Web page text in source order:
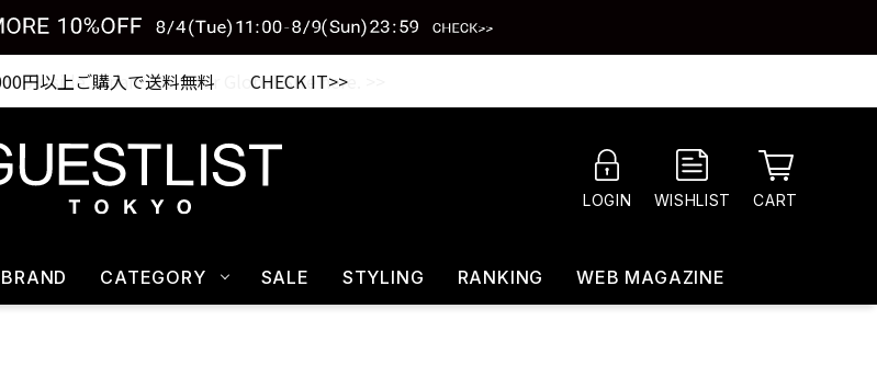
円以上ご購入で送料無料 CHECK IT>>
LOGIN WISHLIST CART
BRAND CATEGORY SALE STYLING RANKING WEB MAGAZINE